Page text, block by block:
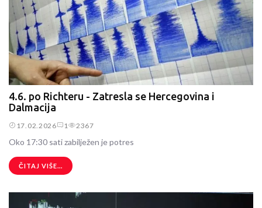
4.6. po Richteru - Zatresla se Hercegovina i
Dalmacija
17.02.2026 1 2367
Oko 17:30 sati zabilježen je potres
ČITAJ VIŠE...